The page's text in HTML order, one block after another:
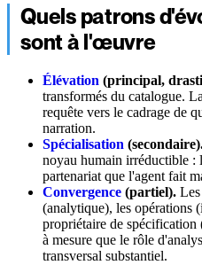
Quels patrons
sont à l'œuvre
Élévation (principal,
transformés du catalogue.
requête vers le cadrage de
narration.
Spécialisation
noyau humain irréductible :
partenariat que l'agent fait
Convergence (partiel).
(analytique), les opérations
propriétaire de
à mesure que le rôle
transversal substantiel.